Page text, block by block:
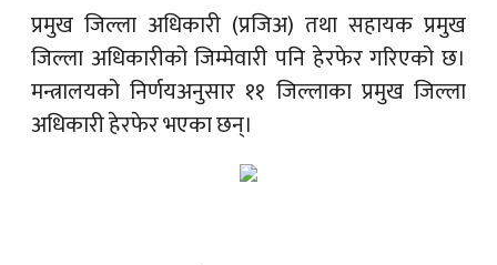
प्रमुख जिल्ला अधिकारी (प्रजिअ) तथा सहायक प्रमुख
जिल्ला अधिकारीको जिम्मेवारी पनि हेरफेर गरिएको छ।
मन्त्रालयको निर्णयअनुसार ११ जिल्लाका प्रमुख जिल्ला
अधिकारी हेरफेर भएका छन्।